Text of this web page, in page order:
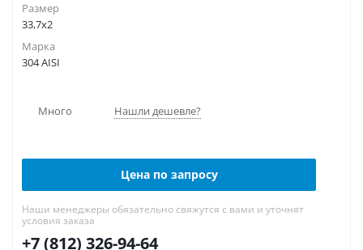
Размер
33,7х2
Марка
304 AISI
Много Нашли дешевле?
Цена по запросу
Наши менеджеры обязательно свяжутся с вами и уточнят
условия заказа
+7 (812) 326-94-64